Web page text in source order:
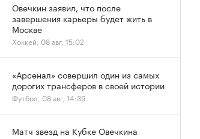
Овечкин заявил, что после
завершения карьеры будет жить в
Москве
Хоккей, 08 авг, 15:02
«Арсенал» совершил один из самых
дорогих трансферов в своей истории
Футбол, 08 авг, 14:39
Матч звезд на Кубке Овечкина